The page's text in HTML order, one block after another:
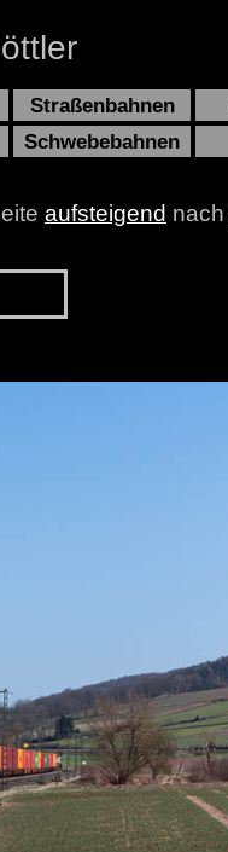
Straßenbahnen
Schwebebahnen
aufsteigend nach